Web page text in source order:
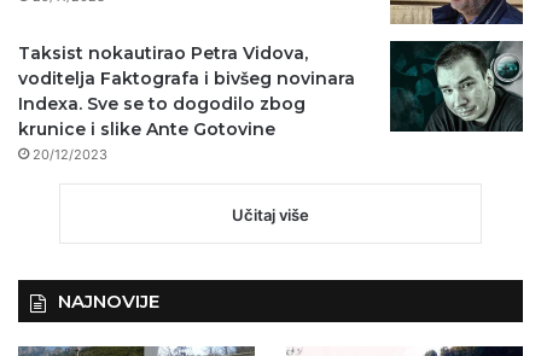
Taksist nokautirao Petra Vidova,
voditelja Faktografa i bivšeg novinara
Indexa. Sve se to dogodilo zbog
krunice i slike Ante Gotovine
20/12/2023
Učitaj više
NAJNOVIJE